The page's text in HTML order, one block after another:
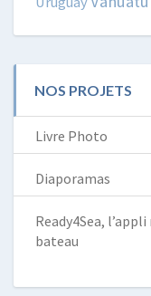
NOS PROJETS
Livre Photo
Diaporamas
Ready4Sea,
bateau